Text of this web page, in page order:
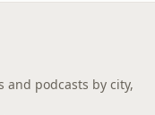
and podcasts by city,